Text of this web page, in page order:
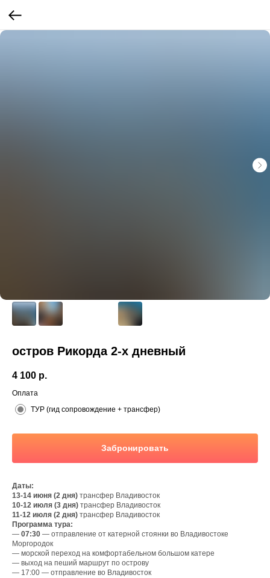
остров Рикорда 2-х дневный
4 100 р.
Оплата
ТУР (гид сопровождение + трансфер)
Забронировать
Даты:
13-14 июня (2 дня) трансфер Владивосток
10-12 июля (3 дня) трансфер Владивосток
11-12 июля (2 дня) трансфер Владивосток
Программа тура:
— 07:30 — отправление от катерной стоянки во Владивостоке
Моргородок
— морской переход на комфортабельном большом катере
— выход на пеший маршрут по острову
— 17:00 — отправление во Владивосток